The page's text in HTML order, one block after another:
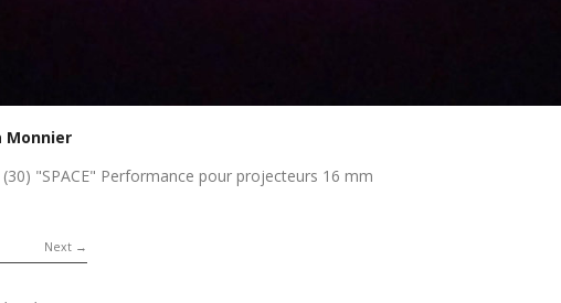
Monnier
"SPACE" Performance pour projecteurs 16 mm
Next